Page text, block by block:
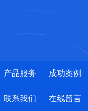
产品服务 成功案例
联系我们 在线留言